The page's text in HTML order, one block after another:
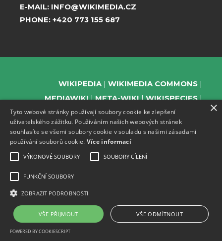
E-MAIL: INFO@WIKIMEDIA.CZ
PHONE: +420 773 155 687
WIKIPEDIA
WIKIMEDIA COMMONS
MEDIAWIKI
META-WIKI
WIKISPECIES
WIKIBOOKS
WIKIDATA
WIKIMANIA
WIKINEWS
WIKIQUOTE
WIKISOURCE
WIKIVERSITY
EVENTS CHANNEL ON TELEGRAM
×
Tyto webové stránky používají soubory cookie ke zlepšení
uživatelského zážitku. Používáním našich webových stránek
souhlasíte se všemi soubory cookie v souladu s našimi zásadami
používání souborů cookie. Více informací
VÝKONOVÉ SOUBORY SOUBORY CÍLENÍ
FUNKČNÍ SOUBORY
ZOBRAZIT PODROBNOSTI
VŠE PŘIJMOUT VŠE ODMÍTNOUT
POWERED BY COOKIESCRIPT